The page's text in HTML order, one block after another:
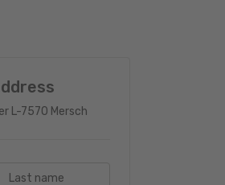
L-7570 Mersch
Last name